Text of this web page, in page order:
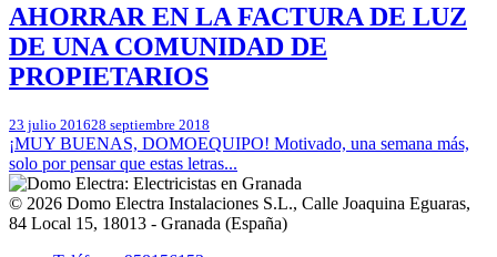
AHORRAR EN LA FACTURA DE LUZ
DE UNA COMUNIDAD DE
PROPIETARIOS
23 julio 201628 septiembre 2018
¡MUY BUENAS, DOMOEQUIPO! Motivado, una semana más,
solo por pensar que estas letras...
© 2026 Domo Electra Instalaciones S.L., Calle Joaquina Eguaras,
84 Local 15, 18013 - Granada (España)